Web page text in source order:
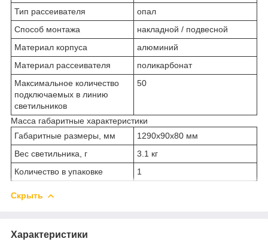
Тип рассеивателя
опал
Способ монтажа
накладной / подвесной
Материал корпуса
алюминий
Материал рассеивателя
поликарбонат
Максимальное количество
подключаемых в линию
светильников
50
Масса габаритные характеристики
Габаритные размеры, мм
1290х90х80 мм
Вес светильника, г
3.1 кг
Количество в упаковке
1
Скрыть
Характеристики